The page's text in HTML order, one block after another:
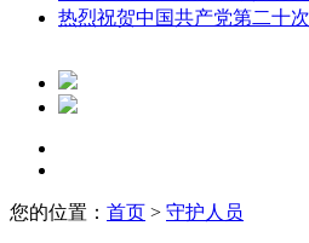
热烈祝贺中国共产党第二十
您的位置： 首页 > 守护人员